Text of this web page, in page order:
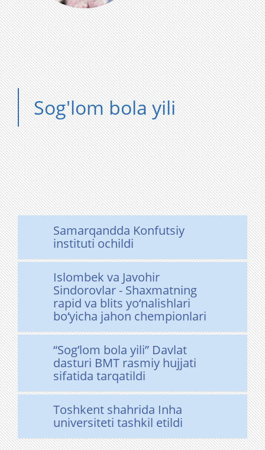
Sog'lom bola yili
Samarqandda Konfutsiy
instituti ochildi
Islombek va Javohir
Sindorovlar - Shaxmatning
rapid va blits yo‘nalishlari
bo‘yicha jahon chempionlari
“Sog’lom bola yili” Davlat
dasturi BMT rasmiy hujjati
sifatida tarqatildi
Toshkent shahrida Inha
universiteti tashkil etildi